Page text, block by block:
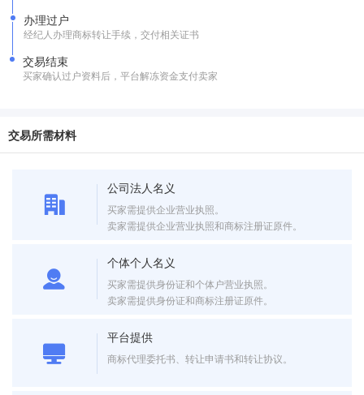
办理过户
经纪人办理商标转让手续，交付相关证书
交易结束
买家确认过户资料后，平台解冻资金支付卖家
交易所需材料
公司法人名义
买家需提供企业营业执照。
卖家需提供企业营业执照和商标注册证原件。
个体个人名义
买家需提供身份证和个体户营业执照。
卖家需提供身份证和商标注册证原件。
平台提供
商标代理委托书、转让申请书和转让协议。